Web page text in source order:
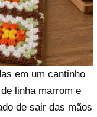
em um cantinho
linha marrom e
de sair das mãos